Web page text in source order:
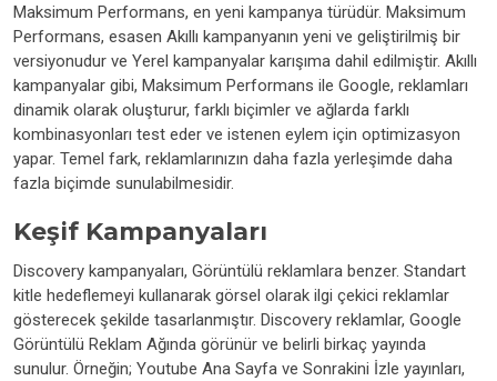
Maksimum Performans, en yeni kampanya türüdür. Maksimum
Performans, esasen Akıllı kampanyanın yeni ve geliştirilmiş bir
versiyonudur ve Yerel kampanyalar karışıma dahil edilmiştir. Akıllı
kampanyalar gibi, Maksimum Performans ile Google, reklamları
dinamik olarak oluşturur, farklı biçimler ve ağlarda farklı
kombinasyonları test eder ve istenen eylem için optimizasyon
yapar. Temel fark, reklamlarınızın daha fazla yerleşimde daha
fazla biçimde sunulabilmesidir.
Keşif Kampanyaları
Discovery kampanyaları, Görüntülü reklamlara benzer. Standart
kitle hedeflemeyi kullanarak görsel olarak ilgi çekici reklamlar
gösterecek şekilde tasarlanmıştır. Discovery reklamlar, Google
Görüntülü Reklam Ağında görünür ve belirli birkaç yayında
sunulur. Örneğin; Youtube Ana Sayfa ve Sonrakini İzle yayınları,